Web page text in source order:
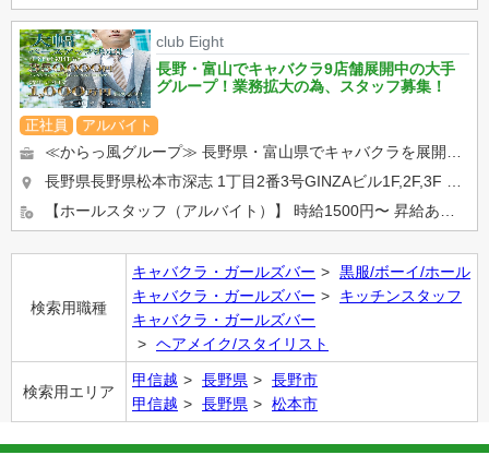
club Eight
長野・富山でキャバクラ9店舗展開中の大手
グループ！業務拡大の為、スタッフ募集！
正社員 アルバイト
長野県長野県松本市深志 1丁目2番3号GINZAビル1F,2F,3F
検索用職種
キャバクラ・ガールズバー
黒服/ボーイ/ホール
キャバクラ・ガールズバー
キッチンスタッフ
キャバクラ・ガールズバー
ヘアメイク/スタイリスト
検索用エリア
甲信越 長野県
長野市
甲信越
長野県 松本市